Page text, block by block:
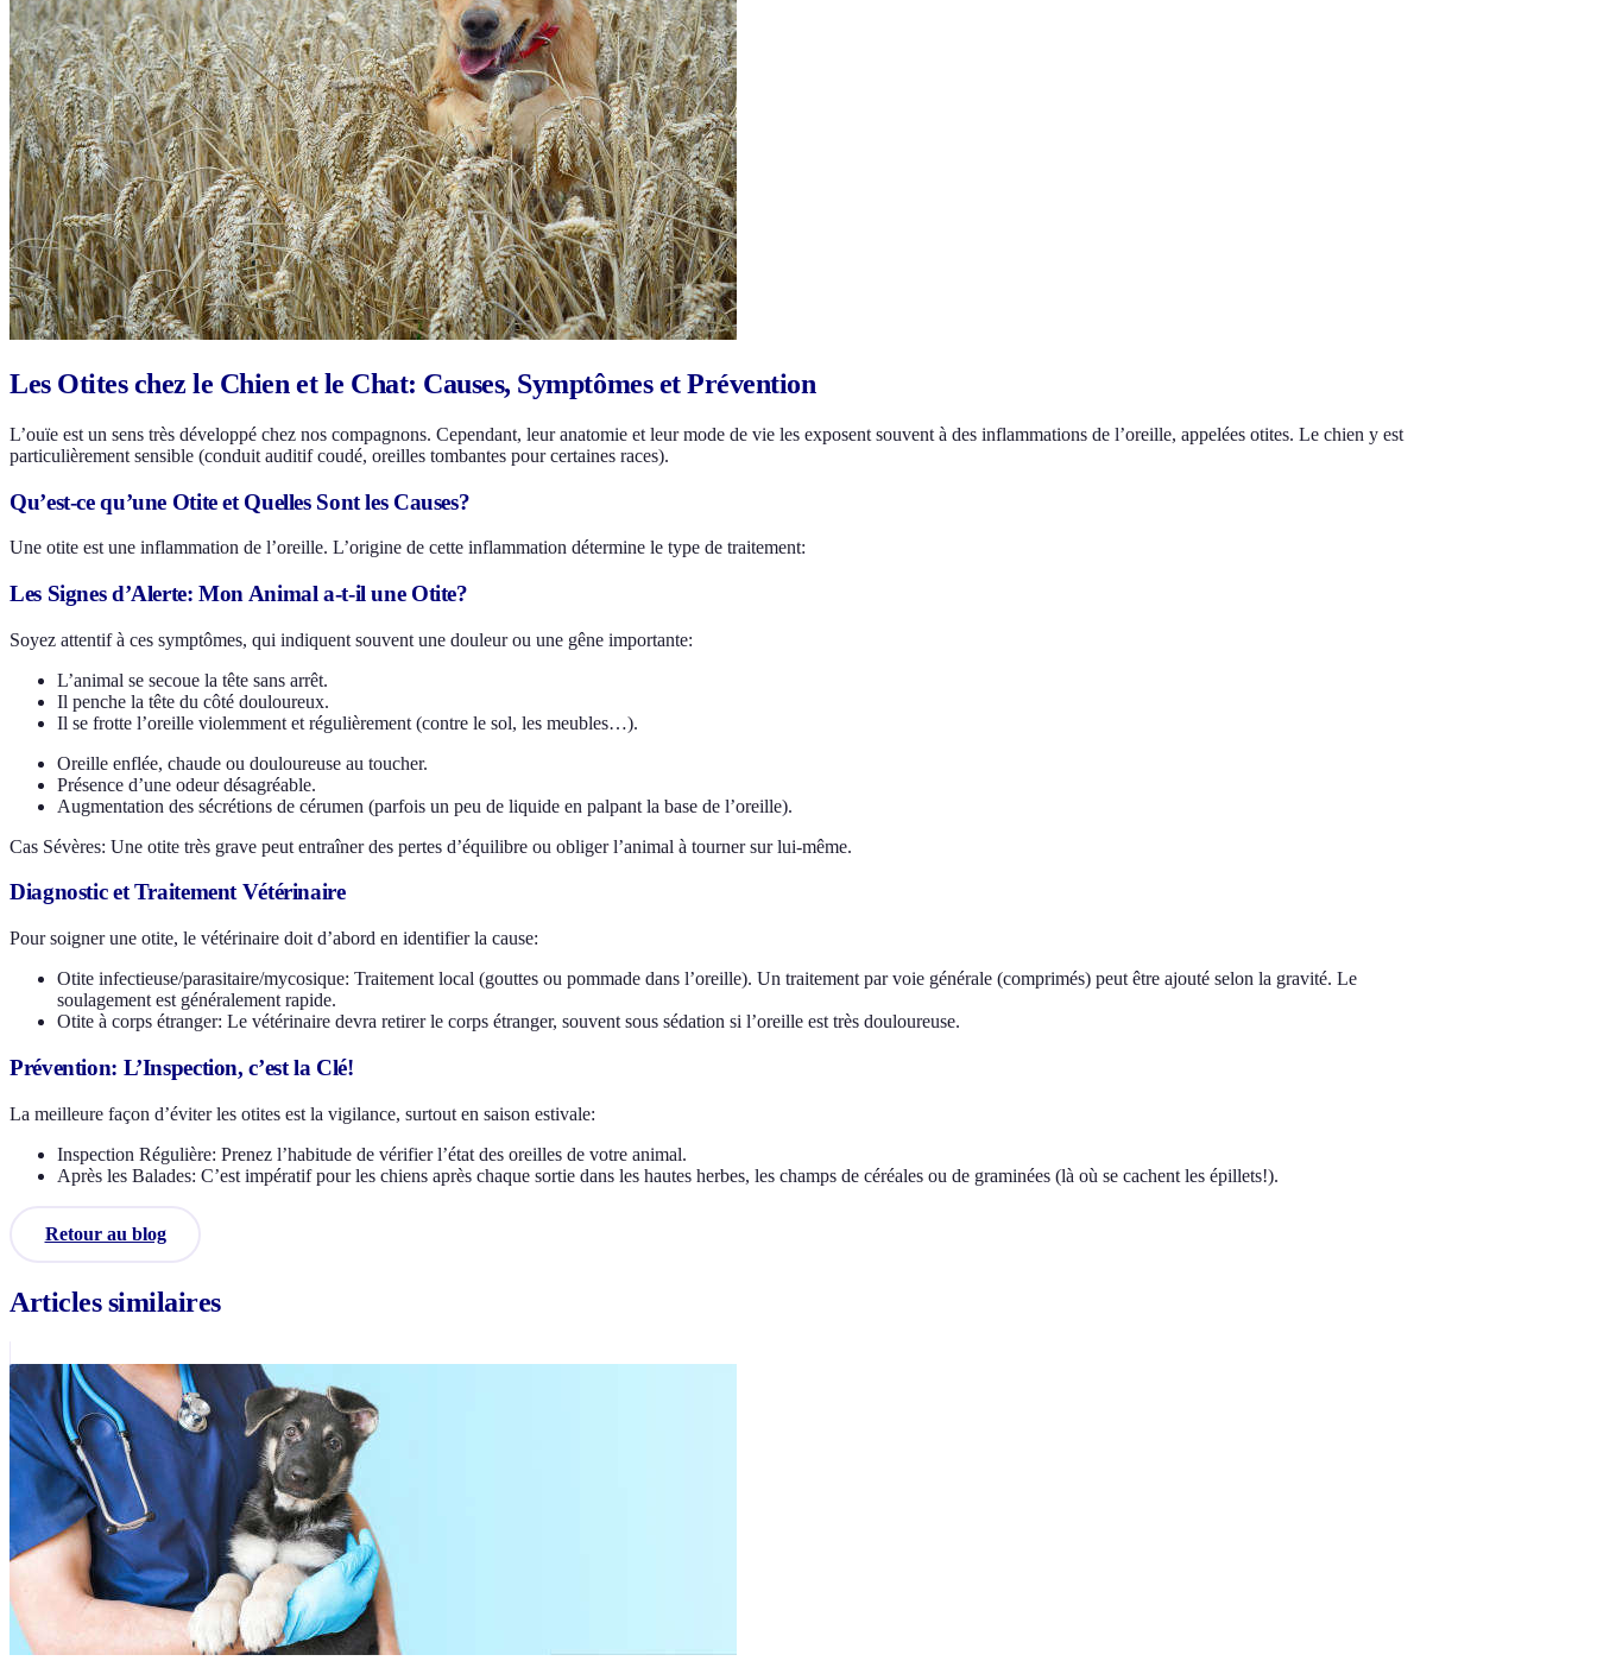
Les Otites chez le Chien et le Chat: Causes, Symptômes et Prévention
L’ouïe est un sens très développé chez nos compagnons. Cependant, leur anatomie et leur mode de vie les exposent souvent à des inflammations de l’oreille, appelées otites. Le chien y est
particulièrement sensible (conduit auditif coudé, oreilles tombantes pour certaines races).
Qu’est-ce qu’une Otite et Quelles Sont les Causes?
Une otite est une inflammation de l’oreille. L’origine de cette inflammation détermine le type de traitement:
Les Signes d’Alerte: Mon Animal a-t-il une Otite?
Soyez attentif à ces symptômes, qui indiquent souvent une douleur ou une gêne importante:
L’animal se secoue la tête sans arrêt.
Il penche la tête du côté douloureux.
Il se frotte l’oreille violemment et régulièrement (contre le sol, les meubles…).
Oreille enflée, chaude ou douloureuse au toucher.
Présence d’une odeur désagréable.
Augmentation des sécrétions de cérumen (parfois un peu de liquide en palpant la base de l’oreille).
Cas Sévères: Une otite très grave peut entraîner des pertes d’équilibre ou obliger l’animal à tourner sur lui-même.
Diagnostic et Traitement Vétérinaire
Pour soigner une otite, le vétérinaire doit d’abord en identifier la cause:
Otite infectieuse/parasitaire/mycosique: Traitement local (gouttes ou pommade dans l’oreille). Un traitement par voie générale (comprimés) peut être ajouté selon la gravité. Le
soulagement est généralement rapide.
Otite à corps étranger: Le vétérinaire devra retirer le corps étranger, souvent sous sédation si l’oreille est très douloureuse.
Prévention: L’Inspection, c’est la Clé!
La meilleure façon d’éviter les otites est la vigilance, surtout en saison estivale:
Inspection Régulière: Prenez l’habitude de vérifier l’état des oreilles de votre animal.
Après les Balades: C’est impératif pour les chiens après chaque sortie dans les hautes herbes, les champs de céréales ou de graminées (là où se cachent les épillets!).
Retour au blog
Articles similaires